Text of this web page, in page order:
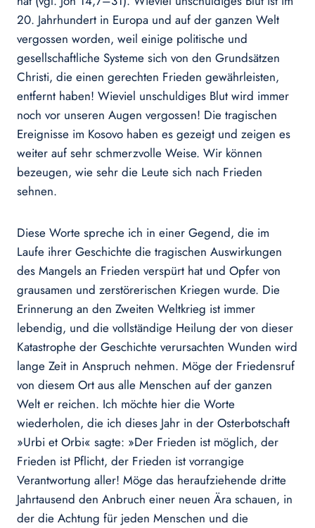
20. Jahrhundert in Europa und auf der ganzen Welt
vergossen worden, weil einige politische und
gesellschaftliche Systeme sich von den Grundsätzen
Christi, die einen gerechten Frieden gewährleisten,
entfernt haben! Wieviel unschuldiges Blut wird immer
noch vor unseren Augen vergossen! Die tragischen
Ereignisse im Kosovo haben es gezeigt und zeigen es
weiter auf sehr schmerzvolle Weise. Wir können
bezeugen, wie sehr die Leute sich nach Frieden
sehnen.
Diese Worte spreche ich in einer Gegend, die im
Laufe ihrer Geschichte die tragischen Auswirkungen
des Mangels an Frieden verspürt hat und Opfer von
grausamen und zerstörerischen Kriegen wurde. Die
Erinnerung an den Zweiten Weltkrieg ist immer
lebendig, und die vollständige Heilung der von dieser
Katastrophe der Geschichte verursachten Wunden wird
lange Zeit in Anspruch nehmen. Möge der Friedensruf
von diesem Ort aus alle Menschen auf der ganzen
Welt er reichen. Ich möchte hier die Worte
wiederholen, die ich dieses Jahr in der Osterbotschaft
»Urbi et Orbi« sagte: »Der Frieden ist möglich, der
Frieden ist Pflicht, der Frieden ist vorrangige
Verantwortung aller! Möge das heraufziehende dritte
Jahrtausend den Anbruch einer neuen Ära schauen, in
der die Achtung für jeden Menschen und die